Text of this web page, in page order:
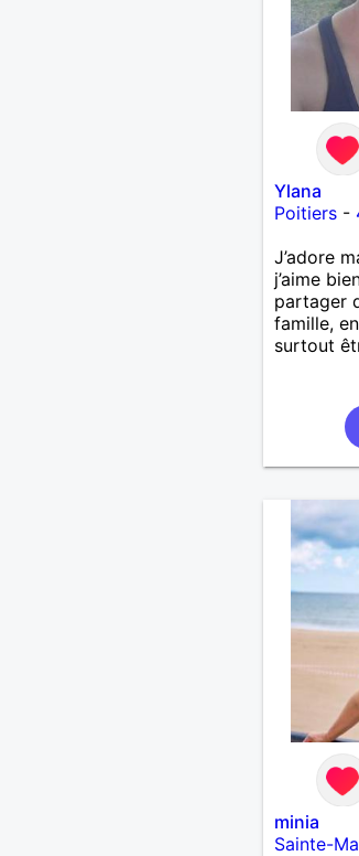
Ylana
Poitiers-
J’adore
j’aime
partager
famille,
surtout
minia
Sainte-